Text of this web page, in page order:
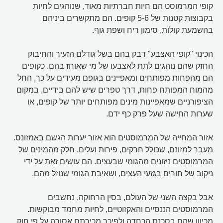
קופי המרמוסט הם חיות חברתיות מאוד, שנוהגים לחיות
בקבוצות קטנות של 5-6 קופים. הם מתקשרים ביניהם
בהשמעת קולות, סימון ריח ושפת גוף.
הכינוי "קופי האצבע" דבק בהם בשל גודלם הזעיר והחיבוק
החזק שהם נוהגים לתת לאצבעו של מי שאוחז בהם. כקופים
הם מהפחות מפותחים ומאפיינים בגופם מעידים על כך, החל
מהמוח המפותח פחות, דרך טפרים שיש להם בידיים, במקום
הציפורניים שמאפיינות מינים מפותחים יותר של קופים, או
שערות החישה שעל פרק כף ידם.
אזור המחייה של המרמוסטים הוא אזור יערות הגשם באמזונס.
מעבר למזונם, שכולל חרקים, פירות ועלים, חלק מהמינים של
המרמוסטים ניזונים מהגומי שבעצים. הם עושים זאת על ידי
ניקוב של חורים בגזעי העצים, ושאיבת הגומי שנוזל מהם.
אבל בקצה השני של העולם, בסין הרחוקה, נחשבים
המרמוסטים הננסיים והאקזוטיים, לחיות מחמד מבוקשות.
מכיוון שהם בסכנת הכחדה ולפיכך מכירתם אסורה על פי חוק,